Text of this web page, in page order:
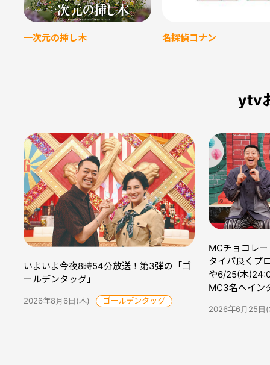
一次元の挿し木 名探偵コナン
ytv
いよいよ今夜8時54分放送！第3弾の「ゴ
ールデンタッグ」
2026年8月6日(木) ゴールデンタッグ
MCチョコレ
タイパ良くプ
や6/25(木
MC3名へイン
2026年6月25日